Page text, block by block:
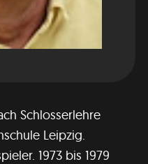
Schlosserlehre
Leipzig.
1973 bis 1979